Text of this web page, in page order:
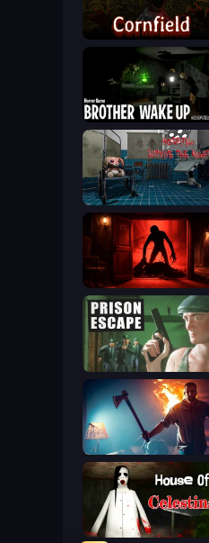
Cornfield
Brother Wake Up
Hospital: Survive the Night
Doors Castle
Prison Escape
You Are Being Watched
House of Celestina